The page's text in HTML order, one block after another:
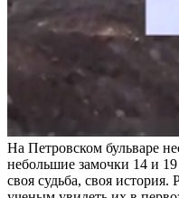
На Петровском бульваре
небольшие замочки 14 и
своя судьба, своя